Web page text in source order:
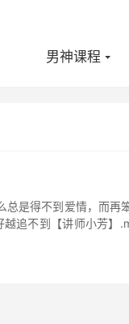
男神课程
是得不到爱情，而再
追不到【讲师小芳】